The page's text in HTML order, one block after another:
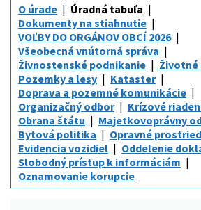
O úrade
Úradná tabuľa
Dokumenty na stiahnutie
VOĽBY DO ORGÁNOV OBCÍ 2026
Všeobecná vnútorná správa
Živnostenské podnikanie
Pozemky a lesy
Kataster
Doprava a pozemné komunikácie
Organizačný odbor
Krízové
Obrana štátu
Majetkovoprávny
Bytová politika
Opravné
Evidencia vozidiel
Oddelenie
Slobodný prístup k informáciám
Oznamovanie korupcie